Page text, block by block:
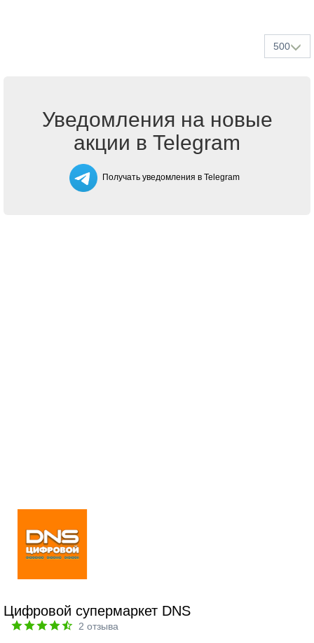
500
Уведомления на новые
акции в Telegram
Получать уведомления в Telegram
Цифровой супермаркет DNS
2 отзыва